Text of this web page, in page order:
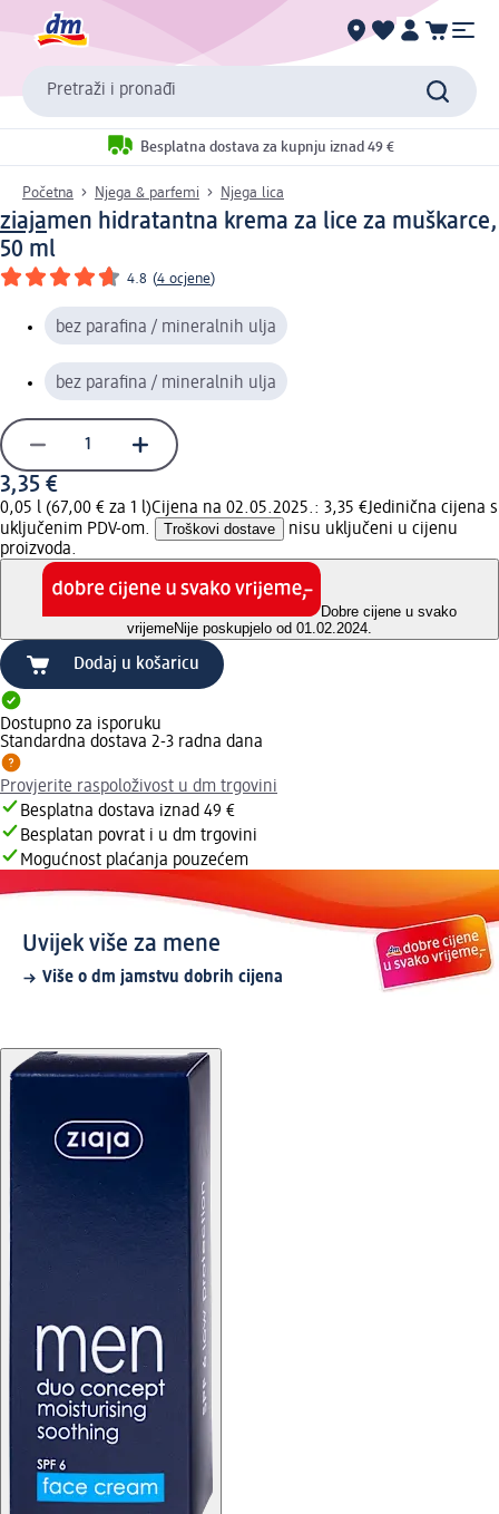
Pretraži i pronađi
Besplatna dostava za kupnju iznad 49 €
Početna Njega & parfemi Njega lica
ziajamen hidratantna krema za lice za muškarce,
50 ml
4.8 (4 ocjene)
bez parafina / mineralnih ulja
bez parafina / mineralnih ulja
3,35 €
0,05 l (67,00 € za 1 l)Cijena na 02.05.2025.: 3,35 €Jedinična cijena s
uključenim PDV-om.
Troškovi dostave
nisu uključeni u cijenu
proizvoda.
Dobre cijene u svako
vrijemeNije poskupjelo od 01.02.2024.
Dodaj u košaricu
Dostupno za isporuku
Standardna dostava 2-3 radna dana
Provjerite raspoloživost u dm trgovini
Besplatna dostava iznad 49 €
Besplatan povrat i u dm trgovini
Mogućnost plaćanja pouzećem
Uvijek više za mene
Više o dm jamstvu dobrih cijena